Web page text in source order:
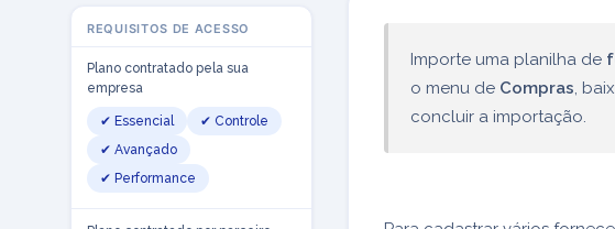
REQUISITOS DE ACESSO
Plano contratado pela sua
empresa
✔ Essencial
✔ Controle
✔ Avançado
✔ Performance
Importe uma planilha de
o menu de Compras,
concluir a importação.